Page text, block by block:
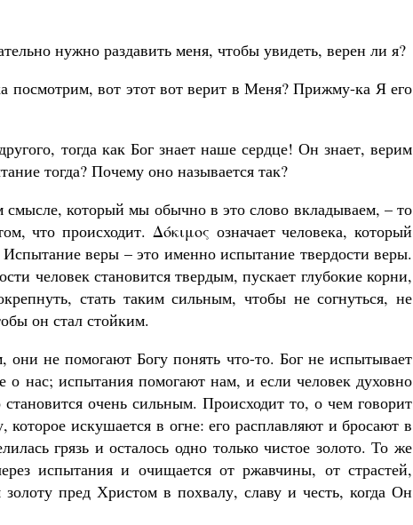
нужно раздавить меня, чтобы увидеть, верен ли я?
посмотрим, вот этот вот верит в Меня? Прижму-ка Я его
тогда как Бог знает наше сердце! Он знает, верим
тогда? Почему оно называется так?
смысле, который мы обычно в это слово вкладываем, – то
что происходит. Δόκιμος означает человека, который
веры – это именно испытание твердости веры.
человек становится твердым, пускает глубокие корни,
стать таким сильным, чтобы не согнуться, не
он стал стойким.
не помогают Богу понять что-то. Бог не испытывает
нас; испытания помогают нам, и если человек духовно
становится очень сильным. Происходит то, о чем говорит
которое искушается в огне: его расплавляют и бросают в
грязь и осталось одно только чистое золото. То же
испытания и очищается от ржавчины, от страстей,
пред Христом в похвалу, славу и честь, когда Он